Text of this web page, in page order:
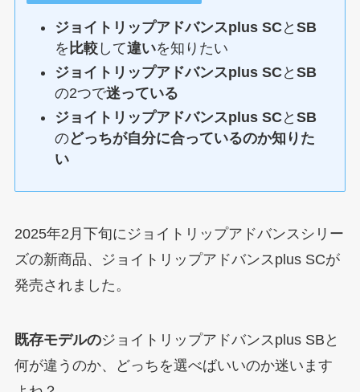
ジョイトリップアドバンスplus SCとSB
を 比較 して違いを知りたい
ジョイトリップアドバンスplus SCとSB
の2つで迷っている
ジョイトリップアドバンスplus SCとSB
のどっちが自分に合っているのか知りた
い
2025年2月下旬にジョイトリップアドバンスシリー
ズの新商品、ジョイトリップアドバンスplus SCが
発売されました。
既存モデルのジョイトリップアドバンスplus SBと
何が違うのか、どっちを選べばいいのか迷います